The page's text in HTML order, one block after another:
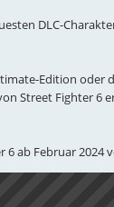
DLC-
Edition oder
Street Fighter 6
6 ab Februar 2024